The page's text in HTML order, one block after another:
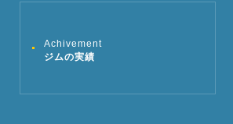
Achivement
ジムの実績